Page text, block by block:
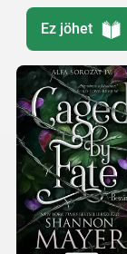
Ez jöhet